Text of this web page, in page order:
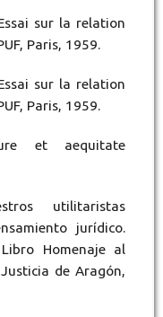
sur la relation
Paris, 1959.
sur la relation
Paris, 1959.
et aequitate
utilitaristas
jurídico.
Homenaje al
de Aragón,